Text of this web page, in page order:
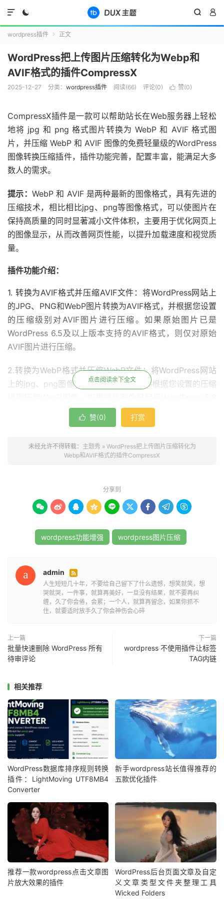
  

wordpress插件  正文
WordPress把上传图片压缩转化为Webp和
AVIF格式的插件CompressX
2025-12-27 分类： wordpress插件 阅读(66) 评论(0)  赞(0)
CompressX插件是一款可以帮助站长在Web服务器上轻松
地将 jpg 和 png 格式图片转换为 WebP 和 AVIF 格式图
片，并压缩 WebP 和 AVIF 图像的免费轻量级的WordPress
图像转换压缩插件，插件功能完善，配置丰富，能满足大多
数人的需求。
提示： WebP 和 AVIF 是两种最新的图像格式，具有先进的
压缩技术，‌相比相比jpg、png等图像格式，可以使图片在
保持高质量的同时显著减小文件体积，主要用于优化网页上
的图像显示，从而改善网页性能，以提升加载速度和视觉质
量。
插件功能介绍：
1. 转换为AVIF格式并压缩AVIF文件：将WordPress网站上
的JPG、PNG和WebP图片转换为AVIF格式，并根据您设置
的压缩级别对AVIF图片进行压缩。如果原始图片已是
WordPress 6.5及以上版本支持的AVIF格式，则仅对原始
AVIF图片进行压缩。
2.转换为WebP格式并压缩WebP文件：将WordPress网站
上的jpg、png图像转换为WebP格式，并根据您设置的压缩
支持的WebP格式，则只会压缩原始WebP图像。
中的图像。
Uploads（媒体库）之外的文件夹，并在其中处理图像。
5.自动处理新图像：自动将上传到WordPress网站的新图像
像时，自动将其删除。
7.恢复原始图像：卸载CompressX时，您的图像将恢复到原
始状态，数据库中由CompressX生成的所有AVIF/WebP图
CompressX插件对服务器的最低要求：
字符编码UTF-8
安装 GD 或 Imagick PHP扩展
注意：
图像格式转换是在服务器中进行的，使用的时候会占用服务
器资源，如果服务器资源比较小，转换的图片数量多可能会
导致服务器出现无法响应的情况，可以试试设置【处理图像
的参数】为1，让每个Ajax请求处理一个原始图片。
png 格式的图片转化为 AVIF、WebP 格式时，透明背景可
能会变成黑色，建议排除png格式的转化，已生成的图片可
以在媒体库删除。
插件安装使用：
1、在网站后台搜索CompressX在线安装，或者在
点击阅读余下全文
 赞(0) 打赏
未经允许不得转载： 主题秀 » WordPress把上传图片压缩转化为
Webp和AVIF格式的插件CompressX
分享到
        
wordpress功能增强 wordpress图片压缩
admin 
人生短短几十年，不要给自己留下了什么遗憾，想笑就笑，想
哭就哭，一件事，就算再美好，一旦没有结果，就不要再纠
缠，久了你会倦，会累；一个人，就算再留念，如果你抓不
住，就要适时放手久了你会神伤会心碎
上一篇
批量快速删除 WordPress 所有
待审评论
下一篇
wordpress 不使用插件让标签
TAG内链
相关推荐
WordPress数据库排序规则转换
插件：LightMoving UTF8MB4
Converter
新手wordpress站长值得推荐的
五款优化插件
推荐一款wordpress点击文章图
片放大效果的插件
WordPress后台页面文章及自定
义文章类型文件夹整理工具
Wicked Folders